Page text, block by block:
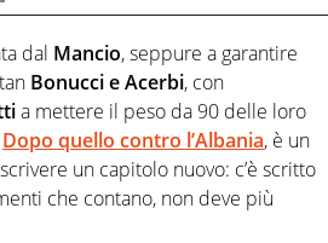
dal Mancio, seppure a garantire
Bonucci e Acerbi, con
a mettere il peso da 90 delle loro
Dopo quello contro l’Albania, è un
un capitolo nuovo: c’è scritto
che contano, non deve più